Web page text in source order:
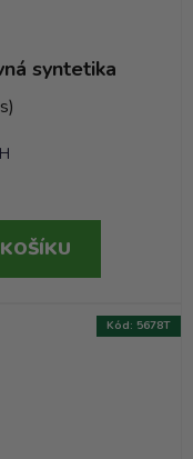
syntetika
Kód: 5678T